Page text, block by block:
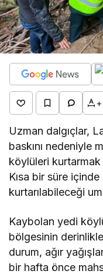
+
Uzman dalgıçlar,
baskını nedeniyle
köylüleri kurtarmak
Kısa bir süre
kurtarılabileceği
Kaybolan yedi
bölgesinin
durum, ağır
bir hafta önce